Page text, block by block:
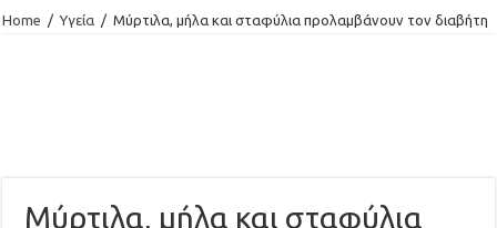
Home / Υγεία / Μύρτιλα, μήλα και σταφύλια προλαμβάνουν τον διαβήτη
Μύρτιλα, μήλα και σταφύλια